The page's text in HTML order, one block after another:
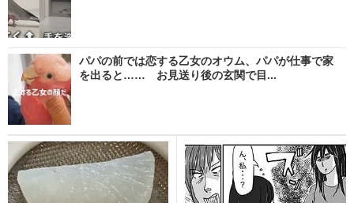
パパの前では恋する乙女のオウム、パパが仕事で家
を出ると…… お見送り後の玄関で目...